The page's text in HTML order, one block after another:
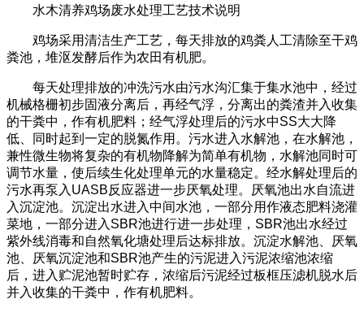
水木清养鸡场废水处理工艺技术说明
鸡场采用清洁生产工艺，每天排放的鸡粪人工清除至干鸡
粪池，堆沤发酵后作为农田有机肥。
每天处理排放的冲洗污水由污水沟汇集于集水池中，经过
机械格栅初步固液分离后，再经气浮，分离出的粪渣并入收集
的干粪中，作有机肥料；经气浮处理后的污水中SS大大降
低、同时起到一定的脱氮作用。污水进入水解池，在水解池，
兼性微生物将复杂的有机物降解为简单有机物，水解池同时可
调节水量，使后续生化处理单元的水量稳定。经水解处理后的
污水再泵入UASB反应器进一步厌氧处理。厌氧池出水自流进
入沉淀池。沉淀出水进入中间水池，一部分用作液态肥料浇灌
菜地，一部分进入SBR池进行进一步处理，SBR池出水经过
紫外线消毒和自然氧化塘处理后达标排放。沉淀水解池、厌氧
池、厌氧沉淀池和SBR池产生的污泥进入污泥浓缩池浓缩
后，进入贮泥池暂时贮存，浓缩后污泥经过板框压滤机脱水后
并入收集的干粪中，作有机肥料。